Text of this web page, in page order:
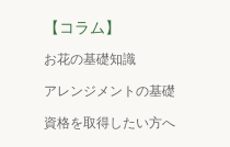
【コラム】
お花の基礎知識
アレンジメントの基礎
資格を取得したい方へ